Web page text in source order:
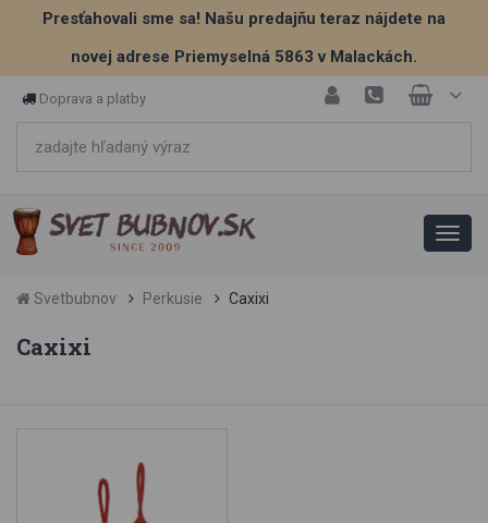
Presťahovali sme sa! Našu predajňu teraz nájdete na
novej adrese Priemyselná 5863 v Malackách.
Doprava a platby
Svetbubnov Perkusie Caxixi
Caxixi